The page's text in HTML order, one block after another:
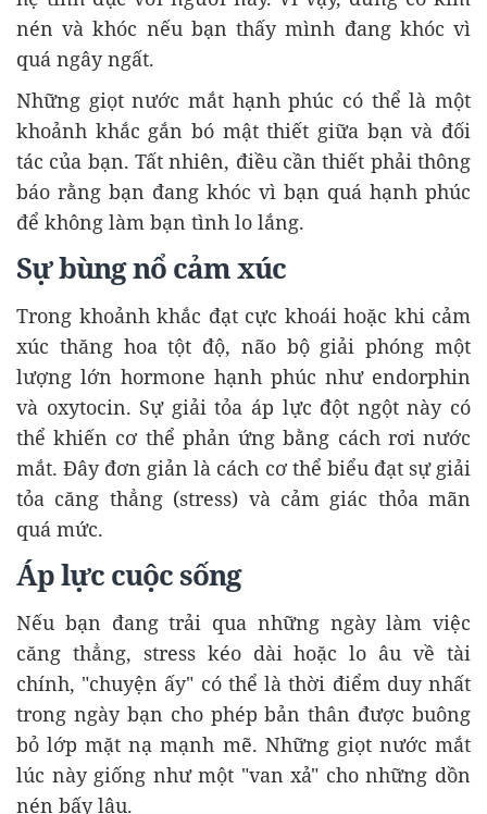
nén và khóc nếu bạn thấy mình đang khóc vì
quá ngây ngất.
Những giọt nước mắt hạnh phúc có thể là một
khoảnh khắc gắn bó mật thiết giữa bạn và đối
tác của bạn. Tất nhiên, điều cần thiết phải thông
báo rằng bạn đang khóc vì bạn quá hạnh phúc
để không làm bạn tình lo lắng.
Sự bùng nổ cảm xúc
Trong khoảnh khắc đạt cực khoái hoặc khi cảm
xúc thăng hoa tột độ, não bộ giải phóng một
lượng lớn hormone hạnh phúc như endorphin
và oxytocin. Sự giải tỏa áp lực đột ngột này có
thể khiến cơ thể phản ứng bằng cách rơi nước
mắt. Đây đơn giản là cách cơ thể biểu đạt sự giải
tỏa căng thẳng (stress) và cảm giác thỏa mãn
quá mức.
Áp lực cuộc sống
Nếu bạn đang trải qua những ngày làm việc
căng thẳng, stress kéo dài hoặc lo âu về tài
chính, "chuyện ấy" có thể là thời điểm duy nhất
trong ngày bạn cho phép bản thân được buông
bỏ lớp mặt nạ mạnh mẽ. Những giọt nước mắt
lúc này giống như một "van xả" cho những dồn
nén bấy lâu.